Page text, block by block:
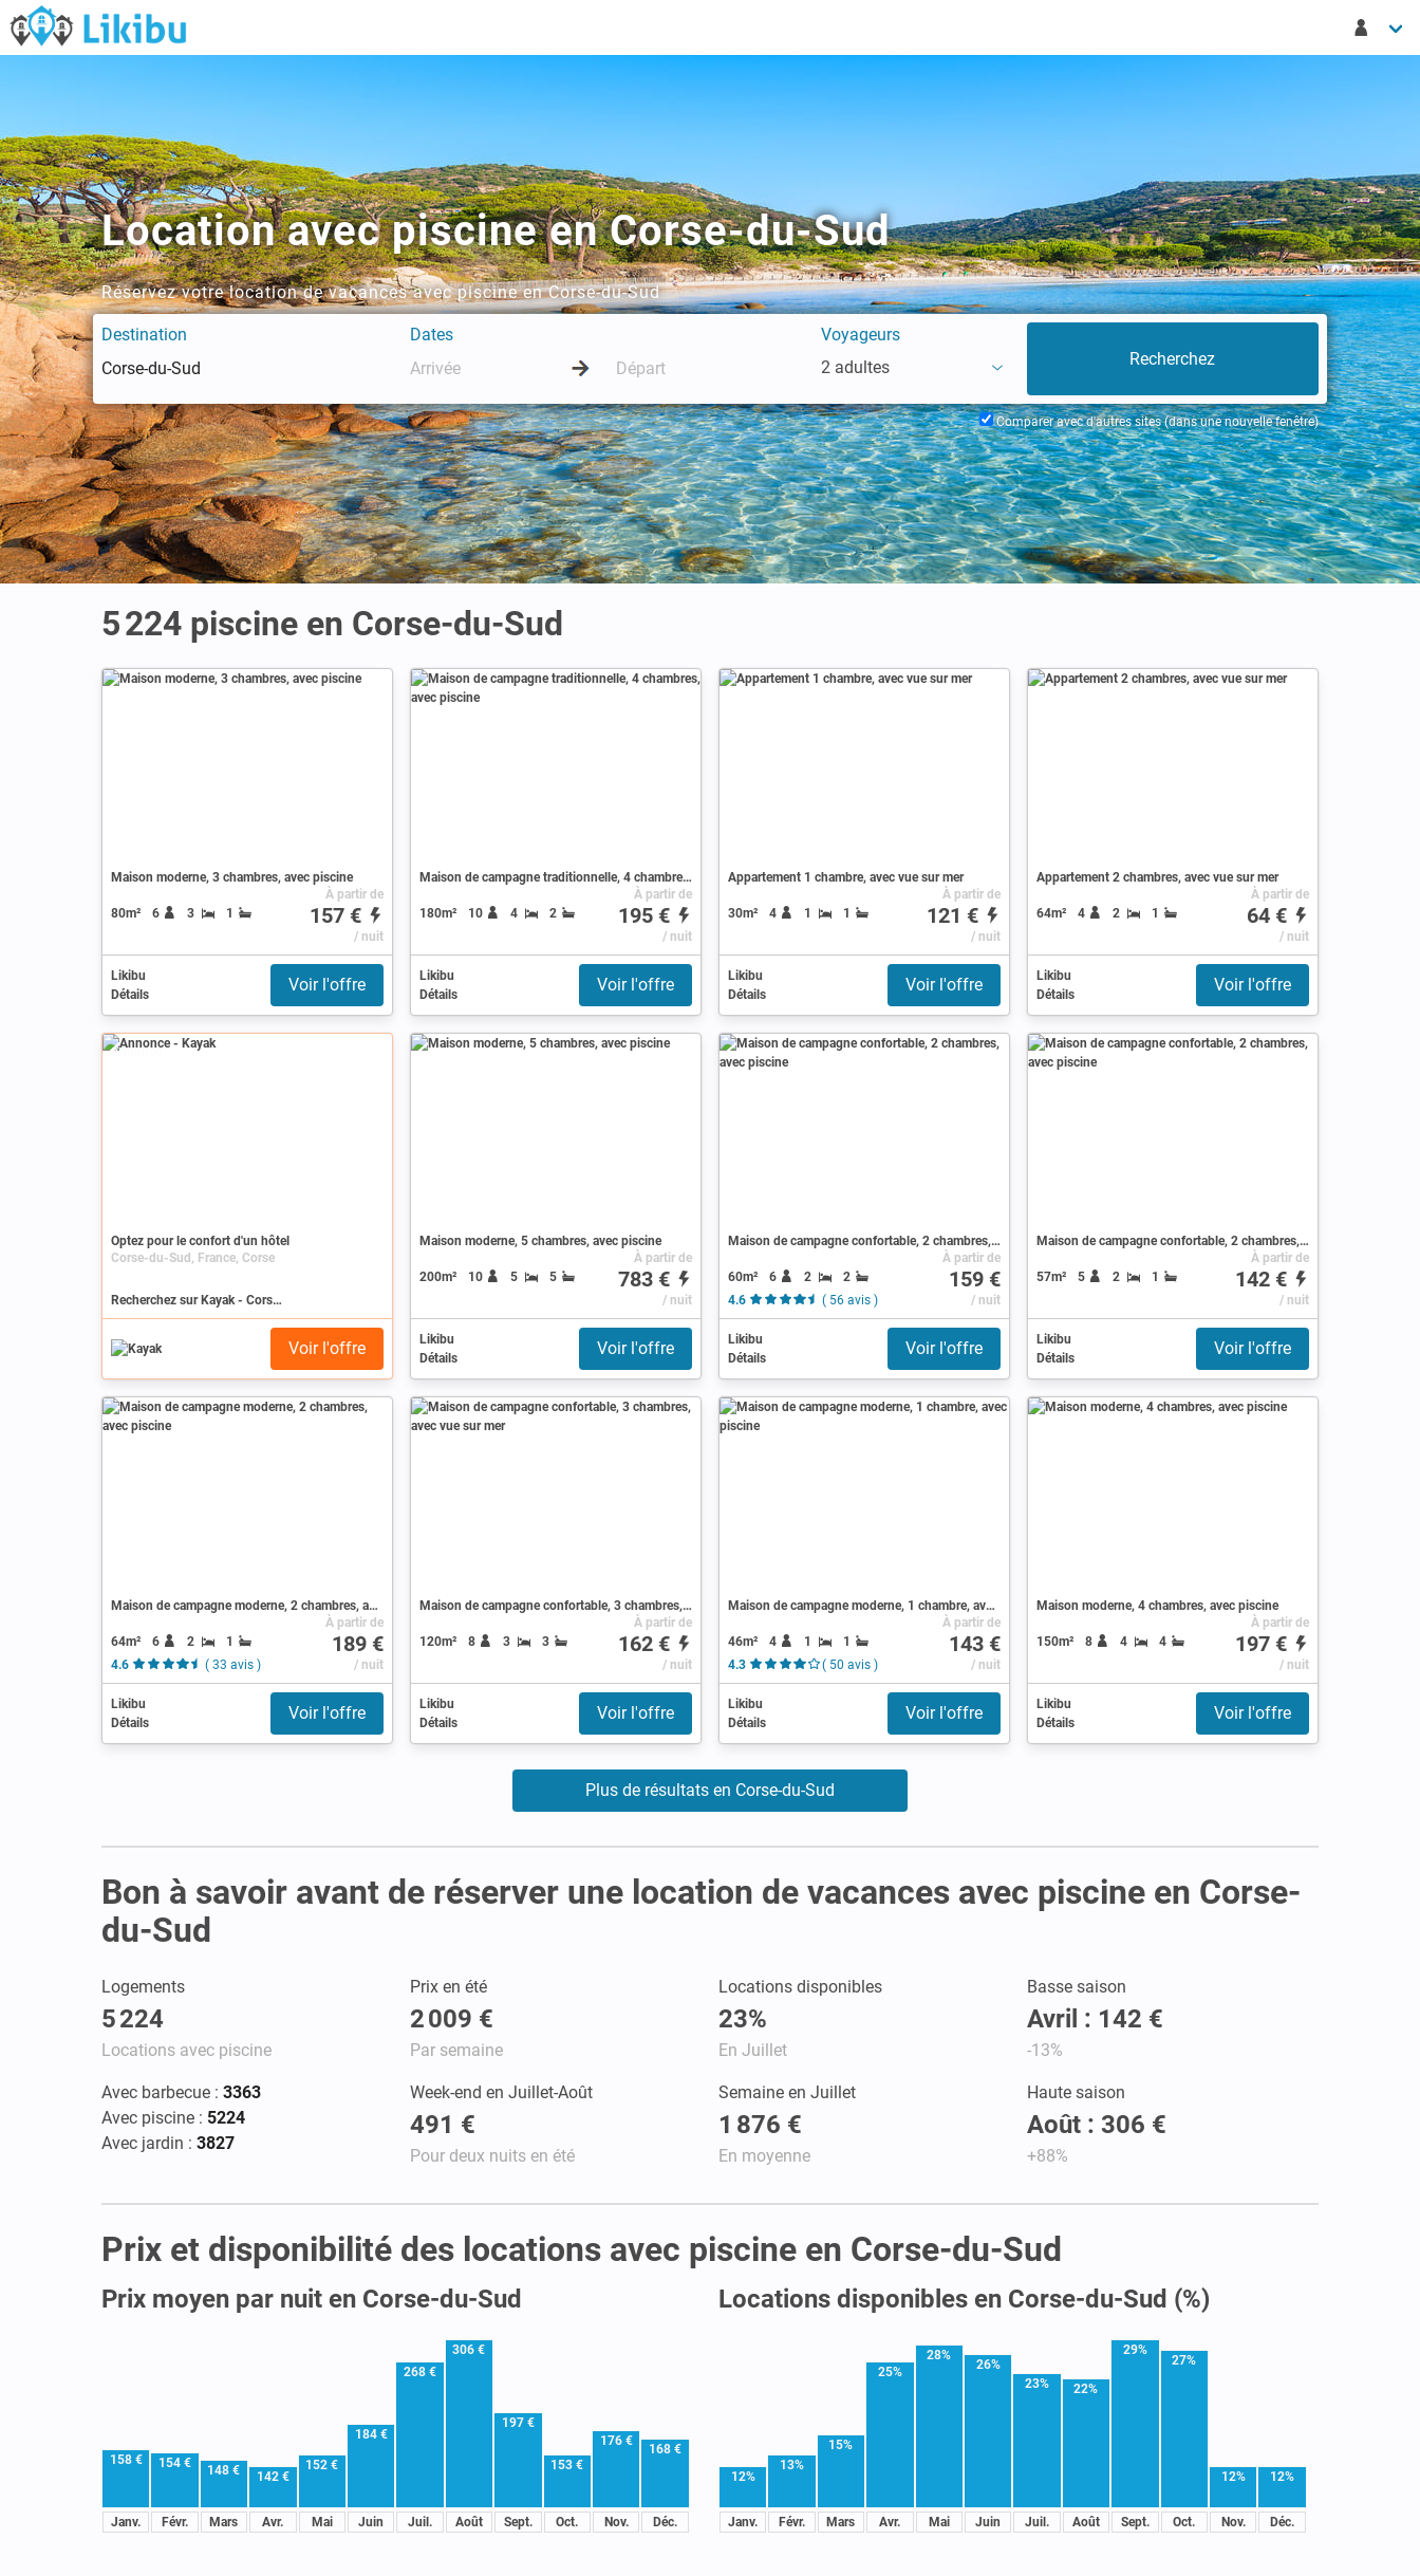
Location avec piscine en Corse-du-Sud
Réservez votre location de vacances avec piscine en Corse-du-Sud
Destination Dates
Voyageurs
2 adultes
Comparer avec d'autres sites (dans une nouvelle fenêtre)
5 224 piscine en Corse-du-Sud
Maison moderne, 3 chambres, avec piscine
80m² 6 3 1
À partir de
157 €
/ nuit
Likibu
Détails
Voir l'offre
Maison de campagne traditionnelle, 4 chambres, avec piscine
180m² 10 4 2
À partir de
195 €
/ nuit
Likibu
Détails
Voir l'offre
Appartement 1 chambre, avec vue sur mer
30m² 4 1 1
À partir de
121 €
/ nuit
Likibu
Détails
Voir l'offre
Appartement 2 chambres, avec vue sur mer
64m² 4 2 1
À partir de
64 €
/ nuit
Likibu
Détails
Voir l'offre
Annonce
Optez pour le confort d'un hôtel
Corse-du-Sud, France, Corse
Recherchez sur Kayak - Corse-du-Sud
Voir l'offre
Maison moderne, 5 chambres, avec piscine
200m² 10 5 5
À partir de
783 €
/ nuit
Likibu
Détails
Voir l'offre
Maison de campagne confortable, 2 chambres, avec piscine
60m² 6 2
2
4.6
( 56 avis )
À partir de
159 €
/ nuit
Likibu
Détails
Voir l'offre
Maison de campagne confortable, 2 chambres, avec piscine
57m² 5 2 1
À partir de
142 €
/ nuit
Likibu
Détails
Voir l'offre
Maison de campagne moderne, 2 chambres, avec piscine
64m² 6 2
1
4.6
( 33 avis )
À partir de
189 €
/ nuit
Likibu
Détails
Voir l'offre
Maison de campagne confortable, 3 chambres, avec vue sur mer
120m² 8 3 3
À partir de
162 €
/ nuit
Likibu
Détails
Voir l'offre
Maison de campagne moderne, 1 chambre, avec piscine
46m² 4 1
1
4.3
( 50 avis )
À partir de
143 €
/ nuit
Likibu
Détails
Voir l'offre
Maison moderne, 4 chambres, avec piscine
150m² 8 4 4
À partir de
197 €
/ nuit
Likibu
Détails
Voir l'offre
Plus de résultats en Corse-du-Sud
Bon à savoir avant de réserver une location de vacances avec piscine en Corse-
du-Sud
Logements
5 224
Locations avec piscine
Prix en été
2 009 €
Par semaine
Locations disponibles
23%
En Juillet
Basse saison
Avril : 142 €
-13%
Avec barbecue : 3363
Avec piscine : 5224
Avec jardin : 3827
Week-end en Juillet-Août
491 €
Pour deux nuits en été
Semaine en Juillet
1 876 €
En moyenne
Haute saison
Août : 306 €
+88%
Prix et disponibilité des locations avec piscine en Corse-du-Sud
Prix moyen par nuit en Corse-du-Sud
158 €
Janv.
154 €
Févr.
148 €
Mars
142 €
Avr.
152 €
Mai
184 €
Juin
268 €
Juil.
306 €
Août
197 €
Sept.
153 €
Oct.
176 €
Nov.
168 €
Déc.
Locations disponibles en Corse-du-Sud (%)
12%
Janv.
13%
Févr.
15%
Mars
25%
Avr.
28%
Mai
26%
Juin
23%
Juil.
22%
Août
29%
Sept.
27%
Oct.
12%
Nov.
12%
Déc.